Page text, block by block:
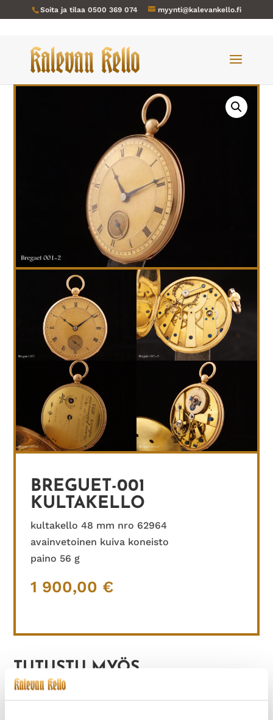
Soita ja tilaa 0500 369 074 myynti@kalevankello.fi
Verkkokauppa/Taskukellot/ Breguet-001 kultakello
BREGUET-001
KULTAKELLO
kultakello 48 mm nro 62964
avainvetoinen kuiva koneisto
paino 56 g
1 900,00 €
TUTUSTU MYÖS